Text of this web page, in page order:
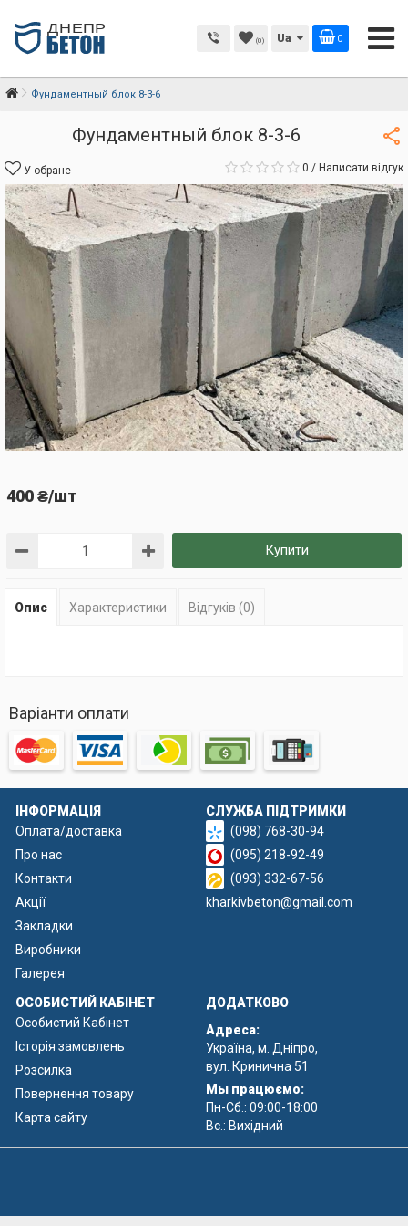
(0) Ua 0
Фундаментный блок 8-3-6
Фундаментный блок 8-3-6
У обране 0 / Написати відгук
400 ₴/шт
Купити
Опис Характеристики Відгуків (0)
Варіанти оплати
ІНФОРМАЦІЯ
Оплата/доставка
Про нас
Контакти
Акції
Закладки
Виробники
Галерея
СЛУЖБА ПІДТРИМКИ
(098) 768-30-94
(095) 218-92-49
(093) 332-67-56
kharkivbeton@gmail.com
ОСОБИСТИЙ КАБІНЕТ
Особистий Кабінет
Історія замовлень
Розсилка
Повернення товару
Карта сайту
ДОДАТКОВО
Адреса:
Україна, м. Дніпро,
вул. Кринична 51
Мы працюємо:
Пн-Сб.: 09:00-18:00
Вс.: Вихідний